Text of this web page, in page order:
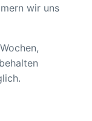
wir uns